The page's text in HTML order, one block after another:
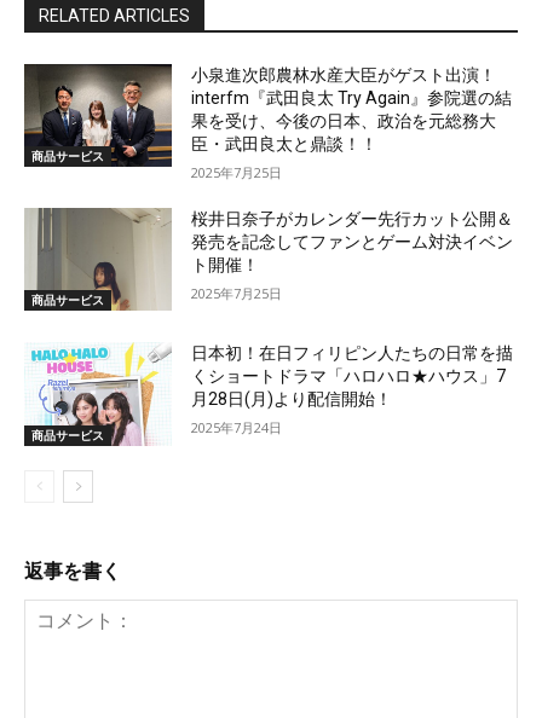
RELATED ARTICLES
商品サービス
小泉進次郎農林水産大臣がゲスト出演！
interfm『武田良太 Try Again』参院選の結
果を受け、今後の日本、政治を元総務大
臣・武田良太と鼎談！！
2025年7月25日
商品サービス
桜井日奈子がカレンダー先行カット公開＆
発売を記念してファンとゲーム対決イベン
ト開催！
2025年7月25日
商品サービス
日本初！在日フィリピン人たちの日常を描
くショートドラマ「ハロハロ★ハウス」7
月28日(月)より配信開始！
2025年7月24日
返事を書く